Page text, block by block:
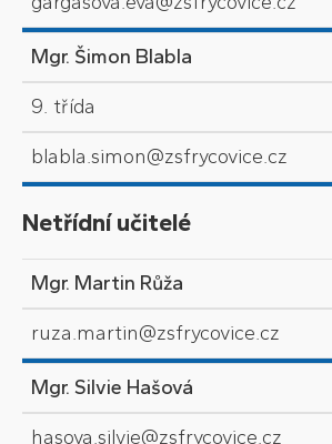
Mgr. Šimon Blabla
9. třída
blabla.simon@zsfrycovice.cz
Netřídní učitelé
Mgr. Martin Růža
ruza.martin@zsfrycovice.cz
Mgr. Silvie Hašová
hasova.silvie@zsfrycovice.cz